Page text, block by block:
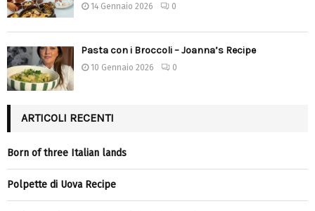
14 Gennaio 2026 0
Pasta con i Broccoli – Joanna’s Recipe
10 Gennaio 2026 0
ARTICOLI RECENTI
Born of three Italian lands
Polpette di Uova Recipe